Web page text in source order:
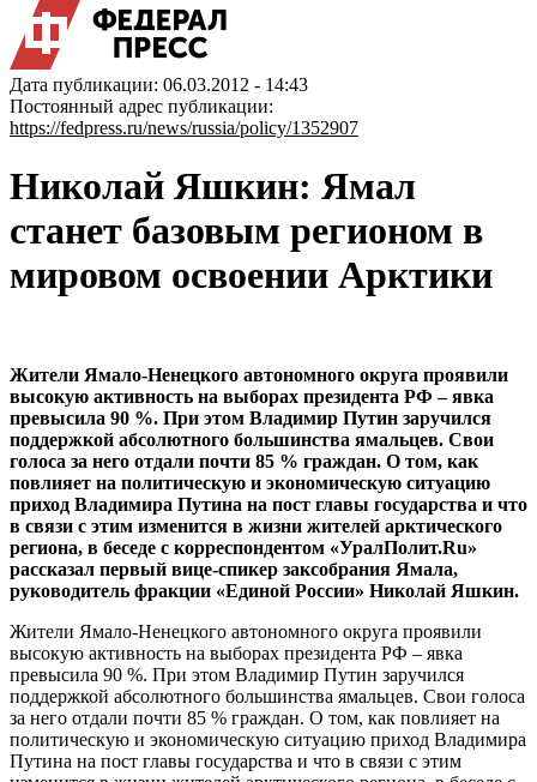
Дата публикации: 06.03.2012 - 14:43
Постоянный адрес публикации:
https://fedpress.ru/news/russia/policy/1352907
Николай Яшкин: Ямал
станет базовым регионом в
мировом освоении Арктики